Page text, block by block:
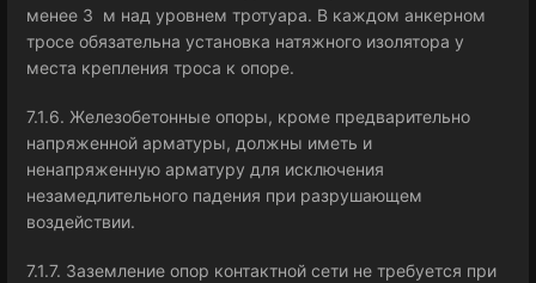
менее 3 м над уровнем тротуара. В каждом анкерном
тросе обязательна установка натяжного изолятора у
места крепления троса к опоре.
7.1.6. Железобетонные опоры, кроме предварительно
напряженной арматуры, должны иметь и
ненапряженную арматуру для исключения
незамедлительного падения при разрушающем
воздействии.
7.1.7. Заземление опор контактной сети не требуется при